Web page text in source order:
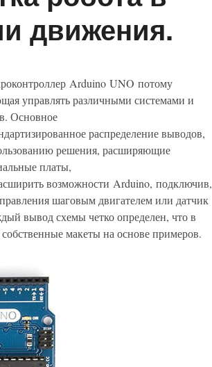
движения.
Arduino UNO потому
управлять различными системами и
Основное
распределение выводов,
решения, расширяющие
платы,
возможности Arduino, подключив,
шаговым двигателем или датчик
вывод схемы четко определен, что в
собственные макеты на основе примеров.